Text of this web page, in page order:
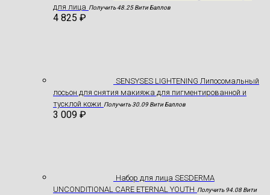
для лица Получить 48.25 Вити Баллов
4 825 ₽
SENSYSES LIGHTENING Липосомальный
лосьон для снятия макияжа для пигментированной и
тусклой кожи Получить 30.09 Вити Баллов
3 009 ₽
Hабор для лица SESDERMA
UNCONDITIONAL CARE ETERNAL YOUTH Получить 94.08 Вити